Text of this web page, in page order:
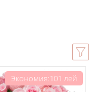
Экономия:101 лей